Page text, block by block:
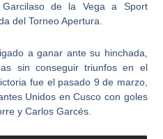
de la Vega a Sport
del Torneo Apertura.
a ganar ante su hinchada,
sin conseguir triunfos en el
fue el pasado 9 de marzo,
Unidos en Cusco con goles
y Carlos Garcés.